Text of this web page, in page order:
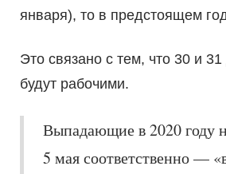
января), то в предстоящем
Это связано с тем, что 30 и
будут рабочими.
Выпадающие в 2020 году
5 мая соответственно —